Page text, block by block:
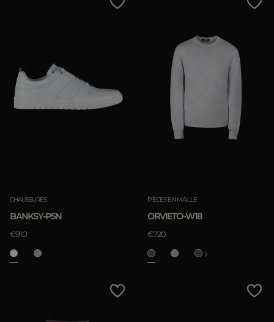
CHAUSSURES
BANKSY-P5N
€910
PIÈCES EN MAILLE
ORVIETO-W18
€720